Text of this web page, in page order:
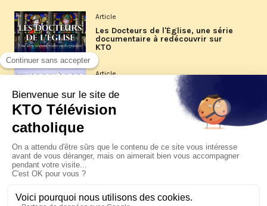
Article
Les Docteurs de l'Église, une série
documentaire à redécouvrir sur
KTO
Article
Les reportages d'été 2026 de KTO
La visite pastorale du pape Léon
XIV à Assise à suivre sur KTO le
jeudi 6 août
Le pape en Uruguay, Argentine et